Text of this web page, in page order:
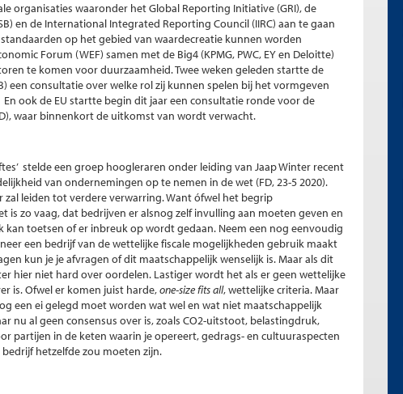
organisaties waaronder het Global Reporting Initiative (GRI), de
en de International Integrated Reporting Council (IIRC) aan te gaan
op het gebied van waardecreatie kunnen worden
Forum (WEF) samen met de Big4 (KPMG, PWC, EY en Deloitte)
te komen voor duurzaamheid. Twee weken geleden startte de
een consultatie over welke rol zij kunnen spelen bij het vormgeven
ook de EU startte begin dit jaar een consultatie ronde voor de
waar binnenkort de uitkomst van wordt verwacht.
stelde een groep hoogleraren onder leiding van Jaap Winter recent
van ondernemingen op te nemen in de wet (FD, 23-5 2020).
leiden tot verdere verwarring. Want ófwel het begrip
is zo vaag, dat bedrijven er alsnog zelf invulling aan moeten geven en
toetsen of er inbreuk op wordt gedaan. Neem een nog eenvoudig
een bedrijf van de wettelijke fiscale mogelijkheden gebruik maakt
kun je je afvragen of dit maatschappelijk wenselijk is. Maar als dit
hier niet hard over oordelen. Lastiger wordt het als er geen wettelijke
is. Ofwel er komen juist harde,one-size fits all, wettelijke criteria. Maar
een ei gelegd moet worden wat wel en wat niet maatschappelijk
nu al geen consensus over is, zoals CO2-uitstoot, belastingdruk,
partijen in de keten waarin je opereert, gedrags- en cultuuraspecten
hetzelfde zou moeten zijn.